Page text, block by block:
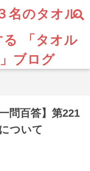
名のタオル
「タオル
ブログ
問百答】第221
ついて